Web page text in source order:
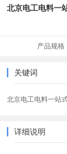
北京电工电料一
产品规格
关键词
北京电工电料一站
详细说明